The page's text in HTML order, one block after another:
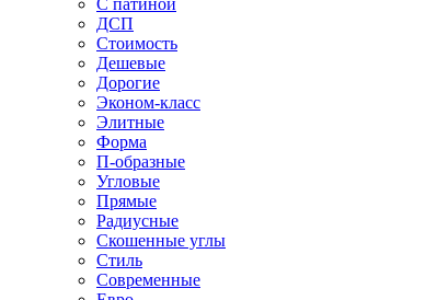
ДСП
Стоимость
Дешевые
Дорогие
Эконом-класс
Элитные
Форма
П-образные
Угловые
Прямые
Радиусные
Скошенные углы
Стиль
Современные